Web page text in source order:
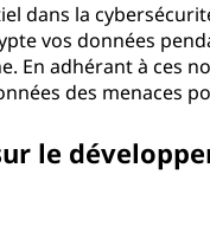
dans la
vos données
En adhérant à ces
des menaces
le